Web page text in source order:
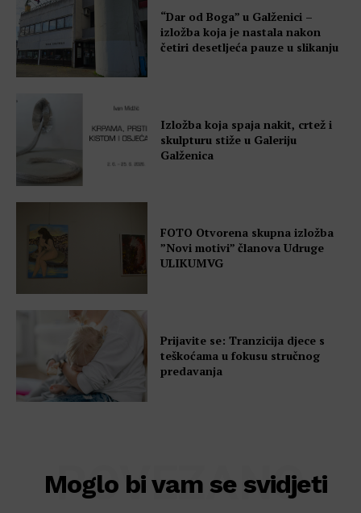
“Dar od Boga” u Galženici –
izložba koja je nastala nakon
četiri desetljeća pauze u slikanju
Izložba koja spaja nakit, crtež i
skulpturu stiže u Galeriju
Galženica
FOTO Otvorena skupna izložba
”Novi motivi” članova Udruge
ULIKUMVG
Prijavite se: Tranzicija djece s
teškoćama u fokusu stručnog
predavanja
Moglo bi vam se svidjeti
POVEZANO